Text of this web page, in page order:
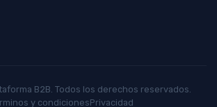
B2B. Todos los derechos reservados.
y condicionesPrivacidad